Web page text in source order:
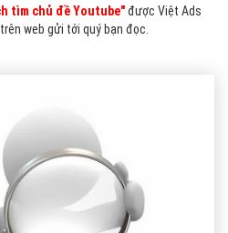
tìm chủ đề Youtube"được Việt Ads
web gửi tới quý bạn đọc.